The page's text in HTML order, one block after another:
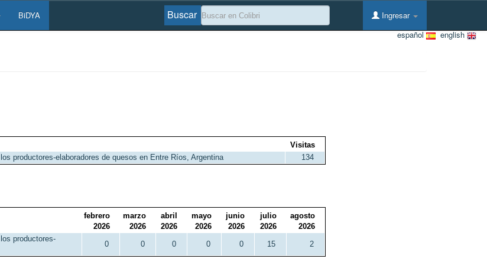
BiDYA Ingresar
Buscar
english
español
Visitas
productores-elaboradores de quesos en Entre Ríos, Argentina
134
febrero
2026
marzo
2026
abril
2026
mayo
2026
junio
2026
julio
2026
agosto
2026
productores-
0 0 0 0 0 15 2